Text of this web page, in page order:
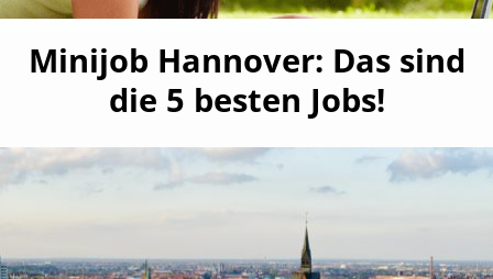
Minijob Hannover: Das sind
die 5 besten Jobs!